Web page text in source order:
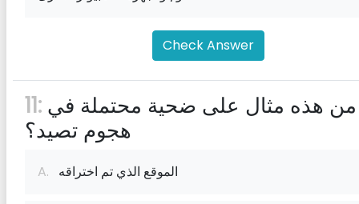
Check Answer
11:
هجوم تصيد؟
A. الموقع الذي تم اختراقه